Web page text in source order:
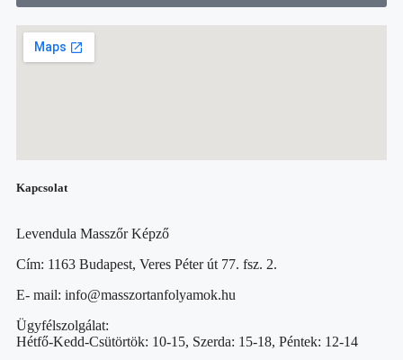
Kapcsolat
Levendula Masszőr Képző
Cím: 1163 Budapest, Veres Péter út 77. fsz. 2.
E- mail: info@masszortanfolyamok.hu
Ügyfélszolgálat:
Hétfő-Kedd-Csütörtök: 10-15, Szerda: 15-18, Péntek: 12-14